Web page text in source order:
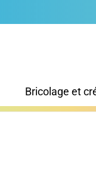
Bricolage et